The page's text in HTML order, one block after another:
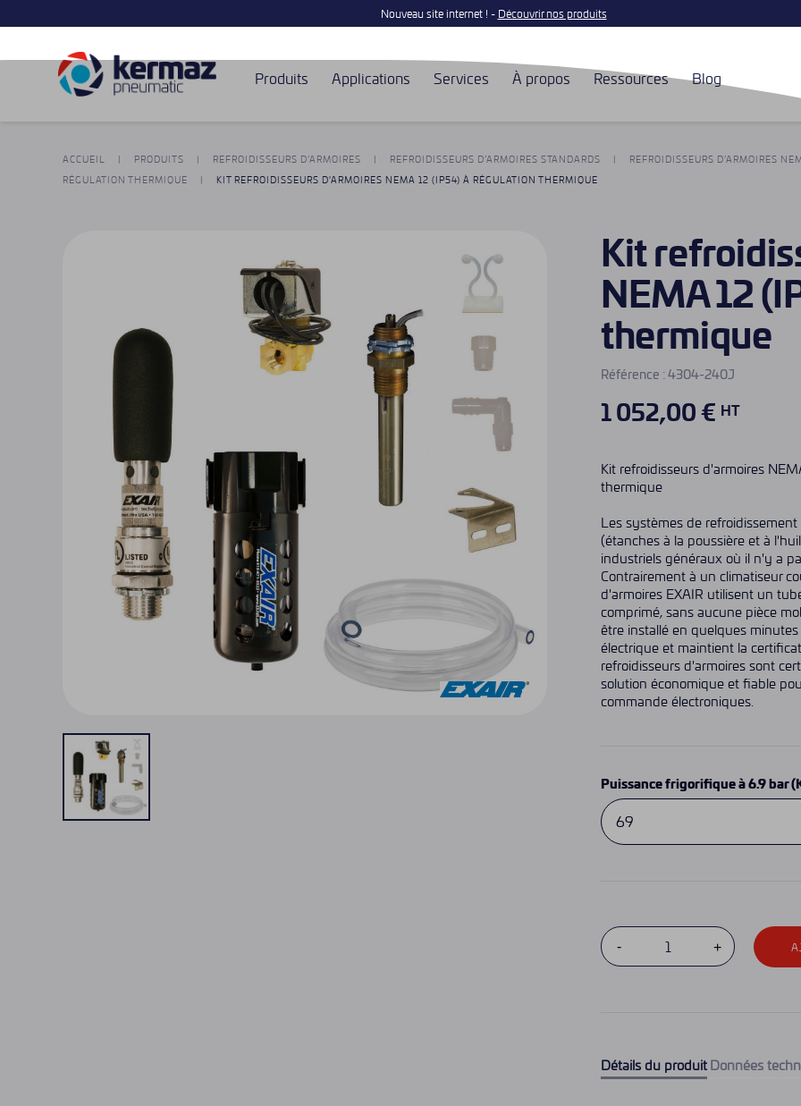
Nouveau site internet ! - Découvrir nos produits
Produits Applications Services À propos Ressources Blog
ACCUEIL PRODUITS REFROIDISSEURS D’ARMOIRES REFROIDISSEURS D’ARMOIRES STANDARDS
REFROIDISSEURS D’ARMOIRES
RÉGULATION THERMIQUE
KIT REFROIDISSEURS D'ARMOIRES NEMA 12 (IP54) À RÉGULATION THERMIQUE
Kit
NEMA 12
thermique
Référence :4304-240J
1 052,00 € HT
Kit refroidisseurs d'armoires
thermique
Les systèmes de
(étanches à la poussière et à
industriels généraux où il n'y a
Contrairement à un climatiseur
d'armoires EXAIR utilisent un
comprimé, sans aucune pièce
être installé en quelques
électrique et maintient la
refroidisseurs d'armoires sont
solution économique et fiable
commande électroniques.
Puissance frigorifique à 6.9 bar
Détails du produit Données